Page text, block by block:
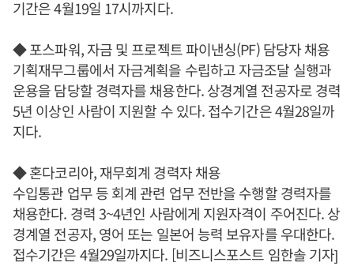
기간은 4월19일 17시까지다.
◆ 포스파워, 자금 및 프로젝트 파이낸싱(PF) 담당자 채용
기획재무그룹에서 자금계획을 수립하고 자금조달 실행과
운용을 담당할 경력자를 채용한다. 상경계열 전공자로 경력
5년 이상인 사람이 지원할 수 있다. 접수기간은 4월28일까
지다.
◆ 혼다코리아, 재무회계 경력자 채용
수입통관 업무 등 회계 관련 업무 전반을 수행할 경력자를
채용한다. 경력 3~4년인 사람에게 지원자격이 주어진다. 상
경계열 전공자, 영어 또는 일본어 능력 보유자를 우대한다.
접수기간은 4월29일까지다. [비즈니스포스트 임한솔 기자]